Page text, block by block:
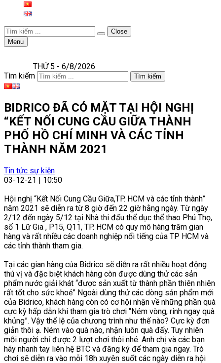
Close
Menu
THỨ 5 - 6/8/2026
Tìm kiếm
Tìm kiếm
BIDRICO ĐÃ CÓ MẶT TẠI HỘI NGHỊ
“KẾT NỐI CUNG CẦU GIỮA THÀNH
PHỐ HỒ CHÍ MINH VÀ CÁC TỈNH
THÀNH NĂM 2021
Tin tức sự kiện
03-12-21 | 10:50
Hội nghị “Kết Nối Cung Cầu Giữa,TP. HCM và các tỉnh thành”
năm 2021 sẽ diễn ra từ 8 giờ đến 22 giờ hằng ngày. Từ ngày
2/12 đến ngày 5/12 tại Nhà thi đấu thể dục thể thao Phú Thọ,
số 1 Lữ Gia , P15, Q11, TP. HCM có quy mô hàng trăm gian
hàng và rất nhiều các doanh nghiệp nổi tiếng của TP HCM và
các tỉnh thành tham gia.
Tại các gian hàng của Bidrico sẽ diễn ra rất nhiều hoạt động
thú vị và đặc biệt khách hàng còn được dùng thử các sản
phẩm nước giải khát “được sản xuất từ thành phần thiên nhiên
rất tốt cho sức khoẻ” Ngoài dùng thử các dòng sản phẩm mới
của Bidrico, khách hàng còn có cơ hội nhận về những phần quà
cực kỳ hấp dẫn khi tham gia trò chơi “Ném vòng, rinh ngay quà
khủng”. Vậy thể lệ của chương trình như thế nào? Cực kỳ đơn
giản thôi ạ. Ném vào quà nào, nhận luôn quà đấy. Tuy nhiên
mỗi người chỉ được 2 lượt chơi thôi nhé. Anh chị và các bạn
hãy nhanh tay liên hệ BTC và đăng ký để tham gia ngay. Trò
chơi sẽ diễn ra vào mỗi 18h xuyên suốt các ngày diễn ra hội